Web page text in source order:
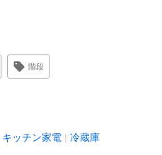
階段
キッチン家電 冷蔵庫